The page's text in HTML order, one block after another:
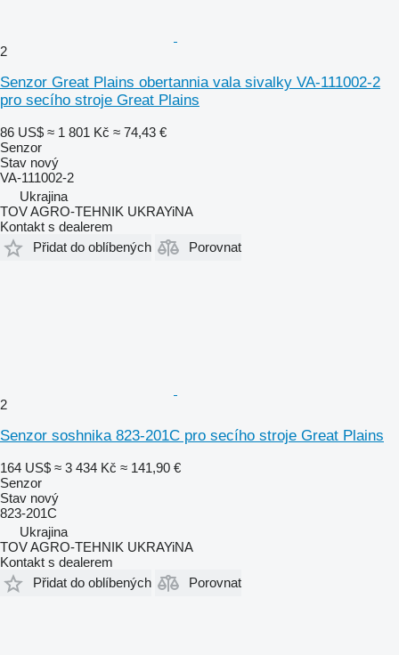
2
Senzor Great Plains obertannia vala sivalky VA-111002-2
pro secího stroje Great Plains
86 US$ ≈ 1 801 Kč ≈ 74,43 €
Senzor
Stav nový
VA-111002-2
Ukrajina
TOV AGRO-TEHNIK UKRAYiNA
Kontakt s dealerem
Přidat do oblíbených
Porovnat
2
Senzor soshnika 823-201C pro secího stroje Great Plains
164 US$ ≈ 3 434 Kč ≈ 141,90 €
Senzor
Stav nový
823-201C
Ukrajina
TOV AGRO-TEHNIK UKRAYiNA
Kontakt s dealerem
Přidat do oblíbených
Porovnat